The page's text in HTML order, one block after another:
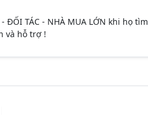
TÁC - NHÀ MUA LỚN khi họ tìm
và hỗ trợ !